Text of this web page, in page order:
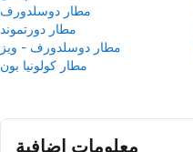
مطار دوسلدورف
مطار دورتموند
مطار دوسلدورف - ويز
مطار كولونيا بون
معلومات إضافية